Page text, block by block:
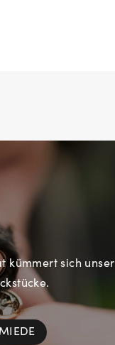
kümmert sich unser